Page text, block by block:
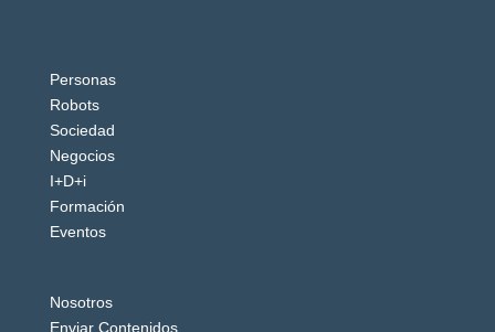
Personas
Robots
Sociedad
Negocios
I+D+i
Formación
Eventos
Nosotros
Enviar Contenidos